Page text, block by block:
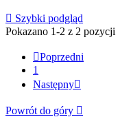
 Szybki podgląd
Pokazano 1-2 z 2 pozycji
Poprzedni
1
Następny
Powrót do góry 